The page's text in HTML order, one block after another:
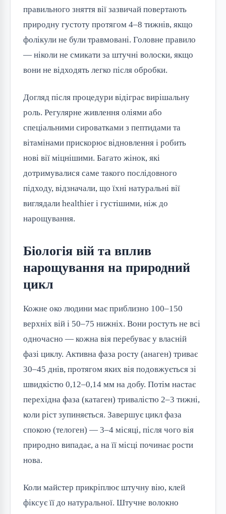
правильного зняття вії зазвичай повертають
природну густоту протягом 4–8 тижнів, якщо
фолікули не були травмовані. Головне правило
— ніколи не смикати за штучні волоски, якщо
вони не відходять легко після обробки.
Догляд після процедури відіграє вирішальну
роль. Регулярне живлення оліями або
спеціальними сироватками з пептидами та
вітамінами прискорює відновлення і робить
нові вії міцнішими. Багато жінок, які
дотримувалися саме такого послідовного
підходу, відзначали, що їхні натуральні вії
виглядали healthier і густішими, ніж до
нарощування.
Біологія вій та вплив
нарощування на природний
цикл
Кожне око людини має приблизно 100–150
верхніх вій і 50–75 нижніх. Вони ростуть не всі
одночасно — кожна вія перебуває у власній
фазі циклу. Активна фаза росту (анаген) триває
30–45 днів, протягом яких вія подовжується зі
швидкістю 0,12–0,14 мм на добу. Потім настає
перехідна фаза (катаген) тривалістю 2–3 тижні,
коли ріст зупиняється. Завершує цикл фаза
спокою (телоген) — 3–4 місяці, після чого вія
природно випадає, а на її місці починає рости
нова.
Коли майстер прикріплює штучну вію, клей
фіксує її до натуральної. Штучне волокно